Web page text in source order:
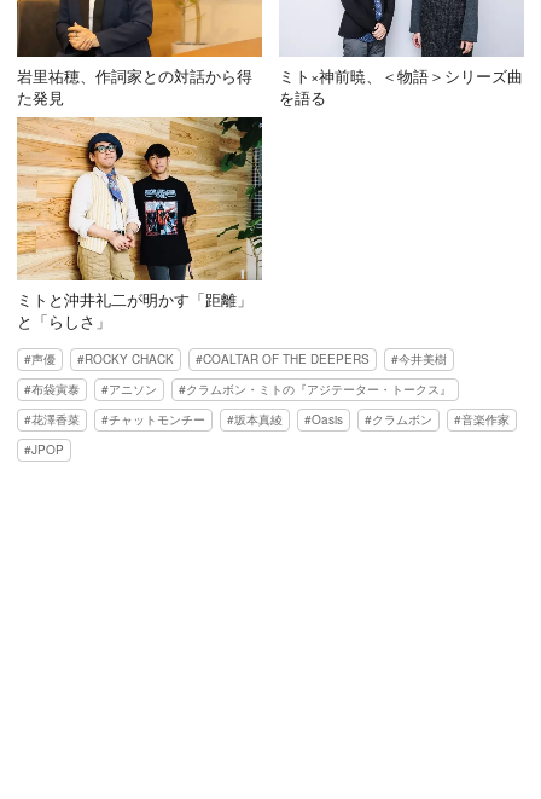
岩里祐穂、作詞家との対話から得
た発見
ミト×神前暁、＜物語＞シリーズ曲
を語る
ミトと沖井礼二が明かす「距離」
と「らしさ」
声優 ROCKY CHACK COALTAR OF THE DEEPERS
今井美樹
布袋寅泰
アニソン
クラムボン・ミトの『アジテーター・トークス』
花澤香菜
チャットモンチー 坂本真綾 Oasis クラムボン
音楽作家
JPOP